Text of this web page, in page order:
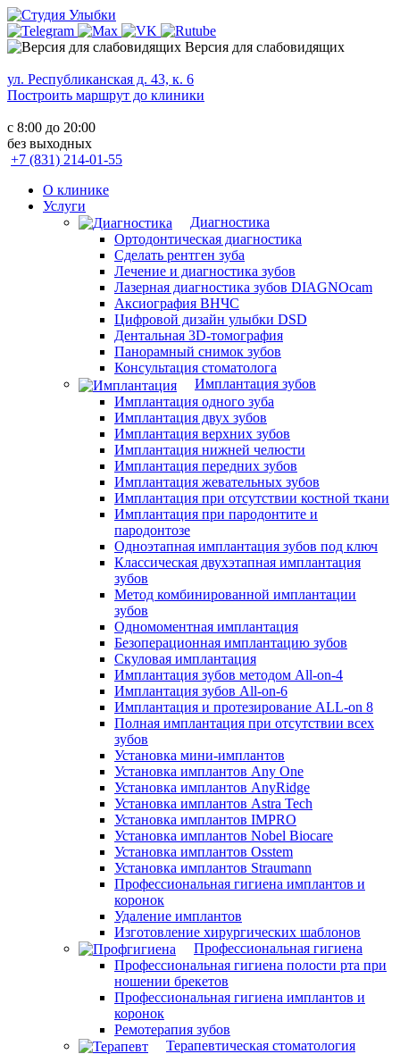
Версия для слабовидящих
ул. Республиканская д. 43, к. 6
Построить маршрут до клиники
с 8:00 до 20:00
без выходных
+7 (831) 214-01-55
О клинике
Услуги
Диагностика
Ортодонтическая диагностика
Сделать рентген зуба
Лечение и диагностика зубов
Лазерная диагностика зубов DIAGNOcam
Аксиография ВНЧС
Цифровой дизайн улыбки DSD
Дентальная 3D-томография
Панорамный снимок зубов
Консультация стоматолога
Имплантация зубов
Имплантация одного зуба
Имплантация двух зубов
Имплантация верхних зубов
Имплантация нижней челюсти
Имплантация передних зубов
Имплантация жевательных зубов
Имплантация при отсутствии костной ткани
Имплантация при пародонтите и
пародонтозе
Одноэтапная имплантация зубов под ключ
Классическая двухэтапная имплантация
зубов
Метод комбинированной имплантации
зубов
Одномоментная имплантация
Безоперационная имплантацию зубов
Скуловая имплантация
Имплантация зубов методом All-on-4
Имплантация зубов All-on-6
Имплантация и протезирование ALL-on 8
Полная имплантация при отсутствии всех
зубов
Установка мини-имплантов
Установка имплантов Any One
Установка имплантов AnyRidge
Установка имплантов Astra Tech
Установка имплантов IMPRO
Установка имплантов Nobel Biocare
Установка имплантов Osstem
Установка имплантов Straumann
Профессиональная гигиена имплантов и
коронок
Удаление имплантов
Изготовление хирургических шаблонов
Профессиональная гигиена
Профессиональная гигиена полости рта при
ношении брекетов
Профессиональная гигиена имплантов и
коронок
Ремотерапия зубов
Терапевтическая стоматология